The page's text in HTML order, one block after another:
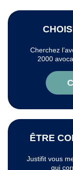
Cherchez
2000
ÊTRE
Justifit vous
qui